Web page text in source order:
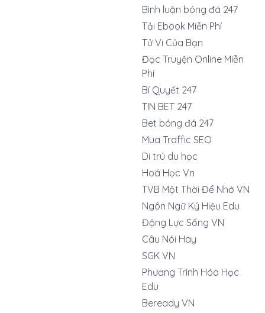
Bình luận bóng đá 247
Tải Ebook Miễn Phí
Tử Vi Của Bạn
Đọc Truyện Online Miễn
Phí
Bí Quyết 247
TIN BET 247
Bet bóng đá 247
Mua Traffic SEO
Di trú du học
Hoá Học Vn
TVB Một Thời Để Nhớ VN
Ngôn Ngữ Ký Hiệu Edu
Động Lực Sống VN
Câu Nói Hay
SGK VN
Phương Trình Hóa Học
Edu
Beready VN